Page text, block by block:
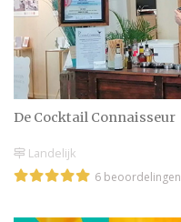
De Cocktail Connaisseur
Landelijk
6 beoordelingen